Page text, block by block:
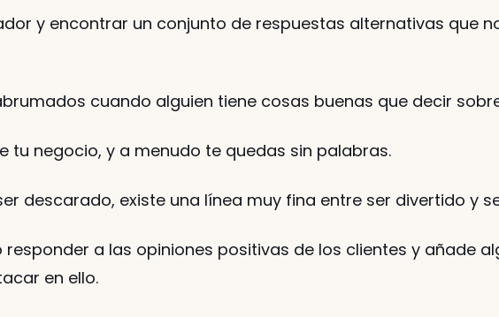
y encontrar un conjunto de respuestas alternativas que
cuando alguien tiene cosas buenas que decir
tu negocio, y a menudo te quedas sin palabras.
descarado, existe una línea muy fina entre ser divertido y
a las opiniones positivas de los clientes y añade
en ello.